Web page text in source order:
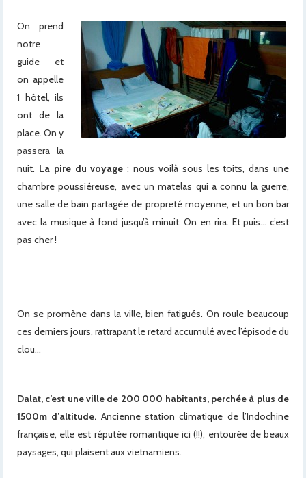
On prend
notre
guide et
on appelle
1 hôtel, ils
ont de la
place. On y
passera la
nuit. La pire du voyage : nous voilà sous les toits, dans une
chambre poussiéreuse, avec un matelas qui a connu la guerre,
une salle de bain partagée de propreté moyenne, et un bon bar
avec la musique à fond jusqu’à minuit. On en rira. Et puis… c’est
pas cher !
On se promène dans la ville, bien fatigués. On roule beaucoup
ces derniers jours, rattrapant le retard accumulé avec l’épisode du
clou…
Dalat, c’est une ville de 200 000 habitants, perchée à plus de
1500m d’altitude. Ancienne station climatique de l’Indochine
française, elle est réputée romantique ici (!!), entourée de beaux
paysages, qui plaisent aux vietnamiens.